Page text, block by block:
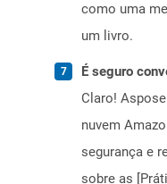
como uma
um livro.
É seguro
Claro!
nuvem
segurança e
sobre as